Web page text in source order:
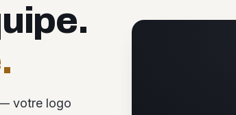
votre logo